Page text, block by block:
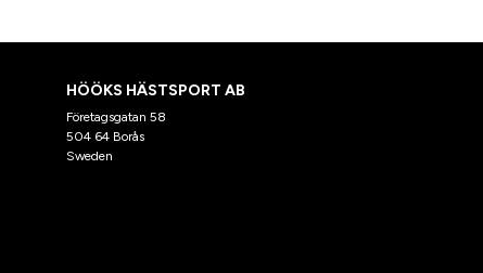
HÖÖKS HÄSTSPORT AB
Företagsgatan 58
504 64 Borås
Sweden